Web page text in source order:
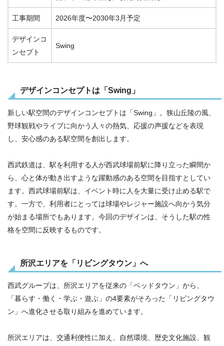
工事期間 2026年度〜2030年3月予定
デザインコ
ンセプト
Swing
デザインコンセプトは「Swing」
新しい駅空間のデザインコンセプトは「Swing」。狭山丘陵の風、
野球観戦やライブに向かう人々の熱気、応援の声援などを表現
し、安心感のある駅空間を創出します。
西武鉄道は、駅を利用する人が西武球場前駅に降り立った瞬間か
ら、心と体が動き出すような躍動感のある空間を目指すとしてい
ます。西武球場前駅は、イベント時に人を大量に受け止める駅で
す。一方で、利用者にとっては球場やレジャー施設へ向かう気分
が始まる場所でもあります。今回のデザインは、そうした駅の性
格を空間に反映するものです。
所沢エリアを「リビングタウン」へ
西武グループは、所沢エリアを従来の「ベッドタウン」から、
「暮らす・働く・学ぶ・遊ぶ」の4要素がそろった「リビングタウ
ン」へ進化させる取り組みを進めています。
所沢エリアは、交通利便性に加え、自然環境、歴史文化施設、観